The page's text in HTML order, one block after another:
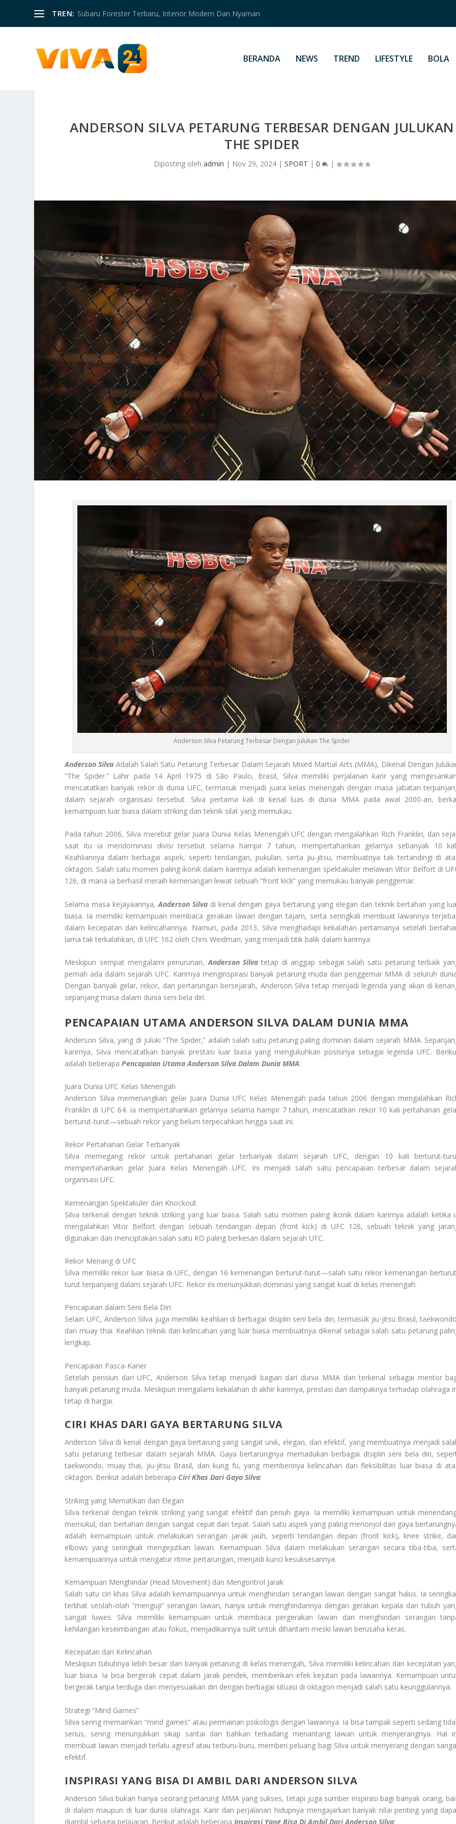
TREN: Subaru Forester Terbaru, Interior Modern Dan Nyaman
BERANDA NEWS TREND LIFESTYLE BOLA
ANDERSON SILVA PETARUNG TERBESAR DENGAN JULUKAN
THE SPIDER
Diposting olehadmin | Nov 29, 2024 |SPORT |0 |
Anderson Silva Petarung Terbesar Dengan Julukan The Spider
Anderson Silva Adalah Salah Satu Petarung Terbesar Dalam Sejarah Mixed Martial Arts (MMA), Dikenal Dengan
“The Spider.” Lahir pada 14 April 1975 di São Paulo, Brasil, Silva memiliki perjalanan karir yang
mencatatkan banyak rekor di dunia UFC, termasuk menjadi juara kelas menengah dengan masa jabatan
dalam sejarah organisasi tersebut. Silva pertama kali di kenal luas di dunia MMA pada awal 2000-an,
kemampuan luar biasa dalam striking dan teknik silat yang memukau.
Pada tahun 2006, Silva merebut gelar Juara Dunia Kelas Menengah UFC dengan mengalahkan Rich Franklin, dan
saat itu ia mendominasi divisi tersebut selama hampir 7 tahun, mempertahankan gelarnya sebanyak 10
Keahliannya dalam berbagai aspek, seperti tendangan, pukulan, serta jiu-jitsu, membuatnya tak tertandingi di
oktagon. Salah satu momen paling ikonik dalam karirnya adalah kemenangan spektakuler melawan Vitor Belfort di
126, di mana ia berhasil meraih kemenangan lewat sebuah “front kick” yang memukau banyak penggemar.
Selama masa kejayaannya, Anderson Silvadi kenal dengan gaya bertarung yang elegan dan teknik bertahan yang
biasa. Ia memiliki kemampuan membaca gerakan lawan dengan tajam, serta seringkali membuat lawannya
dalam kecepatan dan kelincahannya. Namun, pada 2013, Silva menghadapi kekalahan pertamanya setelah
lama tak terkalahkan, di UFC 162 oleh Chris Weidman, yang menjadi titik balik dalam karirnya.
Meskipun sempat mengalami penurunan,Anderson Silva tetap di anggap sebagai salah satu petarung terbaik
pernah ada dalam sejarah UFC. Karirnya menginspirasi banyak petarung muda dan penggemar MMA di seluruh
Dengan banyak gelar, rekor, dan pertarungan bersejarah, Anderson Silva tetap menjadi legenda yang akan di
sepanjang masa dalam dunia seni bela diri.
PENCAPAIAN UTAMA ANDERSON SILVA DALAM DUNIA MMA
Anderson Silva, yang di juluki “The Spider,” adalah salah satu petarung paling dominan dalam sejarah MMA.
karirnya, Silva mencatatkan banyak prestasi luar biasa yang mengukuhkan posisinya sebagai legenda UFC.
adalah beberapaPencapaian Utama Anderson Silva Dalam Dunia MMA:
Juara Dunia UFC Kelas Menengah
Anderson Silva memenangkan gelar Juara Dunia UFC Kelas Menengah pada tahun 2006 dengan mengalahkan
Franklin di UFC 64. Ia mempertahankan gelarnya selama hampir 7 tahun, mencatatkan rekor 10 kali pertahanan
berturut-turut—sebuah rekor yang belum terpecahkan hingga saat ini.
Rekor Pertahanan Gelar Terbanyak
Silva memegang rekor untuk pertahanan gelar terbanyak dalam sejarah UFC, dengan 10 kali berturut-
mempertahankan gelar Juara Kelas Menengah UFC. Ini menjadi salah satu pencapaian terbesar dalam
organisasi UFC.
Kemenangan Spektakuler dan Knockout
Silva terkenal dengan teknik striking yang luar biasa. Salah satu momen paling ikonik dalam karirnya adalah ketika
mengalahkan Vitor Belfort dengan sebuah tendangan depan (front kick) di UFC 126, sebuah teknik yang
digunakan dan menciptakan salah satu KO paling berkesan dalam sejarah UFC.
Rekor Menang di UFC
Silva memiliki rekor luar biasa di UFC, dengan 16 kemenangan berturut-turut—salah satu rekor kemenangan
turut terpanjang dalam sejarah UFC. Rekor ini menunjukkan dominasi yang sangat kuat di kelas menengah.
Pencapaian dalam Seni Bela Diri
Selain UFC, Anderson Silva juga memiliki keahlian di berbagai disiplin seni bela diri, termasuk jiu-jitsu Brasil,
dan muay thai. Keahlian teknik dan kelincahan yang luar biasa membuatnya dikenal sebagai salah satu petarung
lengkap.
Pencapaian Pasca-Karier
Setelah pensiun dari UFC, Anderson Silva tetap menjadi bagian dari dunia MMA dan terkenal sebagai mentor
banyak petarung muda. Meskipun mengalami kekalahan di akhir karirnya, prestasi dan dampaknya terhadap olahraga
tetap di hargai.
CIRI KHAS DARI GAYA BERTARUNG SILVA
Anderson Silva di kenal dengan gaya bertarung yang sangat unik, elegan, dan efektif, yang membuatnya menjadi
satu petarung terbesar dalam sejarah MMA. Gaya bertarungnya memadukan berbagai disiplin seni bela diri,
taekwondo, muay thai, jiu-jitsu Brasil, dan kung fu, yang memberinya kelincahan dan fleksibilitas luar biasa di
oktagon. Berikut adalah beberapa Ciri Khas Dari Gaya Silva:
Striking yang Mematikan dan Elegan
Silva terkenal dengan teknik striking yang sangat efektif dan penuh gaya. Ia memiliki kemampuan untuk
memukul, dan bertahan dengan sangat cepat dan tepat. Salah satu aspek yang paling menonjol dari gaya
adalah kemampuan untuk melakukan serangan jarak jauh, seperti tendangan depan (front kick), knee strike,
elbows yang seringkali mengejutkan lawan. Kemampuan Silva dalam melakukan serangan secara tiba-tiba,
kemampuannya untuk mengatur ritme pertarungan, menjadi kunci kesuksesannya.
Kemampuan Menghindar (Head Movement) dan Mengontrol Jarak
Salah satu ciri khas Silva adalah kemampuannya untuk menghindari serangan lawan dengan sangat halus. Ia
terlihat seolah-olah “menguji” serangan lawan, hanya untuk menghindarinya dengan gerakan kepala dan tubuh
sangat luwes. Silva memiliki kemampuan untuk membaca pergerakan lawan dan menghindari serangan
kehilangan keseimbangan atau fokus, menjadikannya sulit untuk dihantam meski lawan berusaha keras.
Kecepatan dan Kelincahan
Meskipun tubuhnya lebih besar dari banyak petarung di kelas menengah, Silva memiliki kelincahan dan kecepatan
luar biasa. Ia bisa bergerak cepat dalam jarak pendek, memberikan efek kejutan pada lawannya. Kemampuan
bergerak tanpa terduga dan menyesuaikan diri dengan berbagai situasi di oktagon menjadi salah satu keunggulannya.
Strategi “Mind Games”
Silva sering memainkan “mind games” atau permainan psikologis dengan lawannya. Ia bisa tampak seperti sedang
serius, sering menunjukkan sikap santai dan bahkan terkadang menantang lawan untuk menyerangnya. Hal
membuat lawan menjadi terlalu agresif atau terburu-buru, memberi peluang bagi Silva untuk menyerang dengan
efektif.
INSPIRASI YANG BISA DI AMBIL DARI ANDERSON SILVA
Anderson Silva bukan hanya seorang petarung MMA yang sukses, tetapi juga sumber inspirasi bagi banyak orang,
di dalam maupun di luar dunia olahraga. Karir dan perjalanan hidupnya mengajarkan banyak nilai penting yang
diambil sebagai pelajaran. Berikut adalah beberapaInspirasi Yang Bisa DiAmbil Dari Anderson Silva: